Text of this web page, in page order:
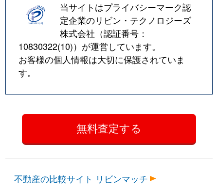
当サイトはプライバシーマーク認
定企業のリビン・テクノロジーズ
株式会社（認証番号：
10830322(10)）が運営しています。
お客様の個人情報は大切に保護されていま
す。
不動産の比較サイト リビンマッチ